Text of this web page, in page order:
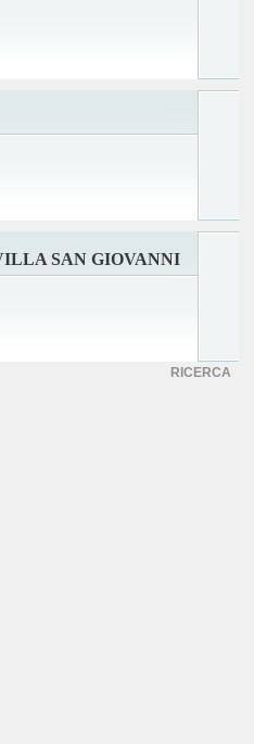
SAN GIOVANNI
RICERCA